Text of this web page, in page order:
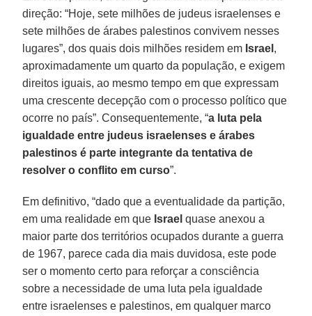
direção: “Hoje, sete milhões de judeus israelenses e
sete milhões de árabes palestinos convivem nesses
lugares”, dos quais dois milhões residem em Israel ,
aproximadamente um quarto da população, e exigem
direitos iguais, ao mesmo tempo em que expressam
uma crescente decepção com o processo político que
ocorre no país”. Consequentemente, “a luta pela
igualdade entre judeus israelenses e árabes
palestinos é parte integrante da tentativa de
resolver o conflito em curso”.
Em definitivo, “dado que a eventualidade da partição,
em uma realidade em que Israel quase anexou a
maior parte dos territórios ocupados durante a guerra
de 1967, parece cada dia mais duvidosa, este pode
ser o momento certo para reforçar a consciência
sobre a necessidade de uma luta pela igualdade
entre israelenses e palestinos, em qualquer marco